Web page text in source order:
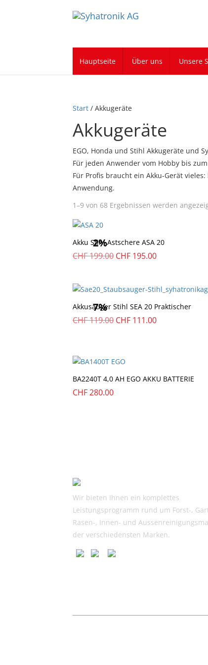
Hauptseite Über uns Unsere
Start / Akkugeräte
Akkugeräte
EGO, Honda und Stihl Akkugeräte und
Für jeden Anwender vom Hobby bis
Für Profis braucht ein Akku-Gerät
Anwendung.
1–9 von 68 Ergebnissen werden
2%
Akku Stihl Astschere ASA 20
CHF199.00 Ursprünglicher
CHF
CHF 195.00Aktueller
CHF
7%
Akkusauger Stihl SEA 20 Praktischer
CHF119.00 Ursprünglicher
119.00
CHF 111.00Aktueller
BA2240T 4,0 AH EGO AKKU BATTERIE
CHF280.00
Wir bieten Ihnen ein komplettes
Leistungsprogramm rund um Forst-,
Rasen-, Innen- und
der verschiedensten Marken.